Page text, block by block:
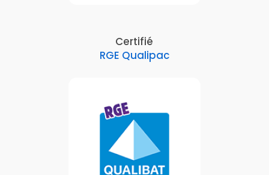
Certifié
RGE Qualipac